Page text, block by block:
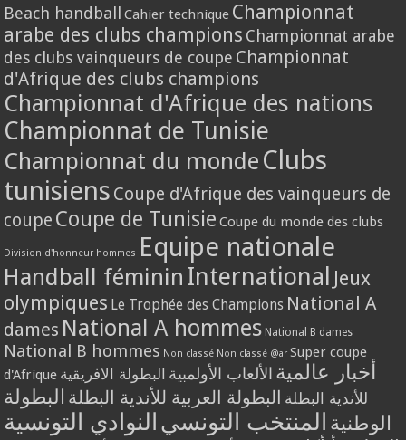
Beach handball Cahier technique Championnat
arabe des clubs champions Championnat arabe
des clubs vainqueurs de coupe Championnat
d'Afrique des clubs champions
Championnat d'Afrique des nations
Championnat de Tunisie
Championnat du monde Clubs
tunisiens Coupe d'Afrique des vainqueurs de
coupe Coupe de Tunisie Coupe du monde des clubs
Division d'honneur hommes Equipe nationale
Handball féminin International
Jeux
olympiques Le Trophée des Champions National A
dames National A hommes National B dames
National B hommes Non classé Non classé @ar Super coupe
d'Afrique
أخبار عالمية الألعاب الأولمبية البطولة الافريقية
للأندية البطلة البطولة العربية للأندية البطلة البطولة
الوطنية المنتخب التونسي النوادي التونسية